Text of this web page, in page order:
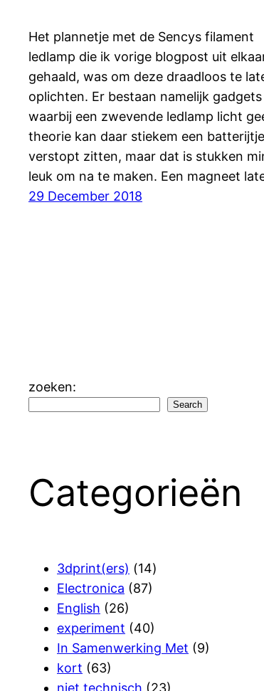
Het plannetje met de Sencys filament
ledlamp die ik vorige blogpost uit
gehaald, was om deze draadloos te
oplichten. Er bestaan namelijk gadgets
waarbij een zwevende ledlamp licht
theorie kan daar stiekem een
verstopt zitten, maar dat is stukken
leuk om na te maken. Een magneet
29 December 2018
zoeken:
Search
Categorieën
3dprint(ers) (14)
Electronica (87)
English (26)
experiment (40)
In Samenwerking Met (9)
kort (63)
niet technisch (23)